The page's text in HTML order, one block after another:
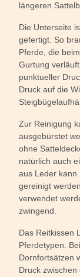
längeren
Die Unterseite
gefertigt. So
Pferde, die
Gurtung
punktueller
Druck auf die
Zur Reinigung
ausgebürstet
ohne
natürlich auch
aus Leder kann
gereinigt
verwendet
zwingend.
Das Reitkissen
Pferdetypen.
Dornfortsätzen
Druck